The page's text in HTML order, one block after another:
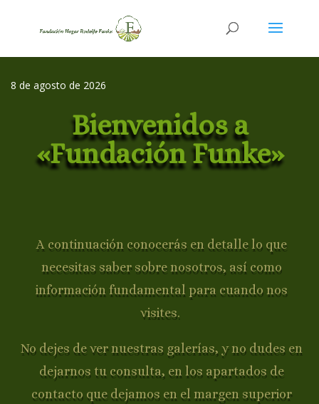
8 de agosto de 2026
Bienvenidos a
«Fundación Funke»
A continuación conocerás en detalle lo que
necesitas saber sobre nosotros, así como
información fundamental para cuando nos
visites.
No dejes de ver nuestras galerías, y no dudes en
dejarnos tu consulta, en los apartados de
contacto que dejamos en el margen superior